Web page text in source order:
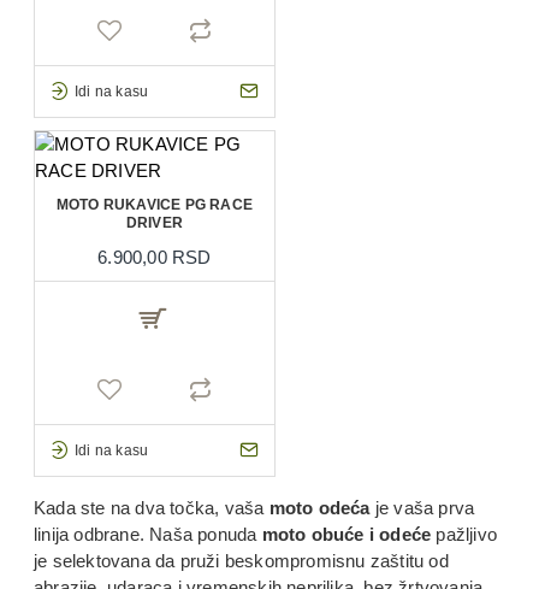
Kada ste na dva točka, vaša moto odećaje vaša prva
linija odbrane. Naša ponuda moto obuće i odeće pažljivo
je selektovana da pruži beskompromisnu zaštitu od
Idi na kasu
MOTO RUKAVICE PG RACE
DRIVER
6.900,00 RSD
Idi na kasu